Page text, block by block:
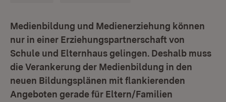
Medienbildung und Medienerziehung können
nur in einer Erziehungspartnerschaft von
Schule und Elternhaus gelingen. Deshalb muss
die Verankerung der Medienbildung in den
neuen Bildungsplänen mit flankierenden
Angeboten gerade für Eltern/Familien